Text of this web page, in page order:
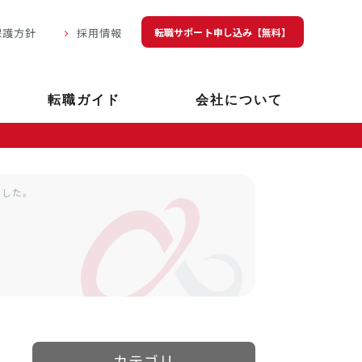
方針 採用情報 転職サポート申し込み【無料】
転職ガイド 会社について
た。